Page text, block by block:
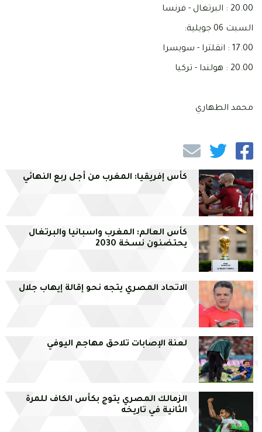
20.00 : البرتغال - فرنسا
السبت 06 جويلية:
17.00 : انقلترا - سويسرا
20.00 : هولندا - تركيا
محمد الطهاري
كأس إفريقيا: المغرب من أجل ربع النهائي
كأس العالم: المغرب واسبانيا والبرتغال
يحتضنون نسخة 2030
الاتحاد المصري يتجه نحو إقالة إيهاب جلال
لعنة الإصابات تلاحق مهاجم اليوفي
الزمالك المصري يتوج بكأس الكاف للمرة
الثانية في تاريخه